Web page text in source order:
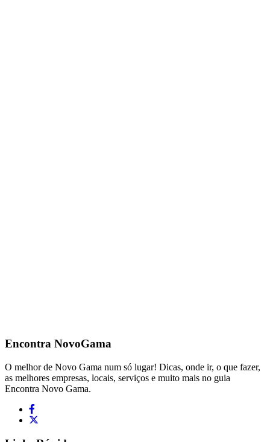
Encontra NovoGama
O melhor de Novo Gama num só lugar! Dicas, onde ir, o que fazer,
as melhores empresas, locais, serviços e muito mais no guia
Encontra Novo Gama.